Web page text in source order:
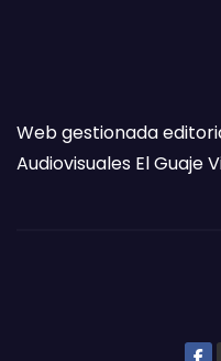
Web gestionada
Audiovisuales El Guaje